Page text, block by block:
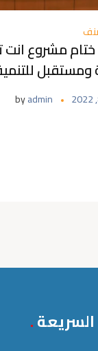
مشروع
بنك مصر
byadmin
السريعة